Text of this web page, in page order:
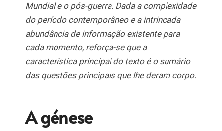
Mundial e o pós-guerra. Dada a complexidade
do período contemporâneo e a intrincada
abundância de informação existente para
cada momento, reforça-se que a
característica principal do texto é o sumário
das questões principais que lhe deram corpo.
A génese